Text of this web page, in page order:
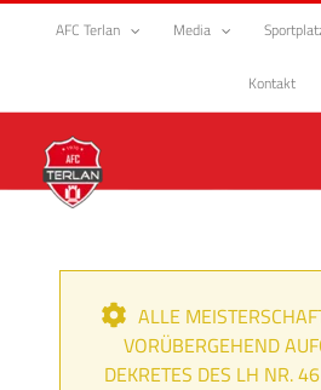
Zum
AFC Terlan Media
Kontakt
ALLE
VORÜBERGEHEND
DEKRETES DES LH NR.